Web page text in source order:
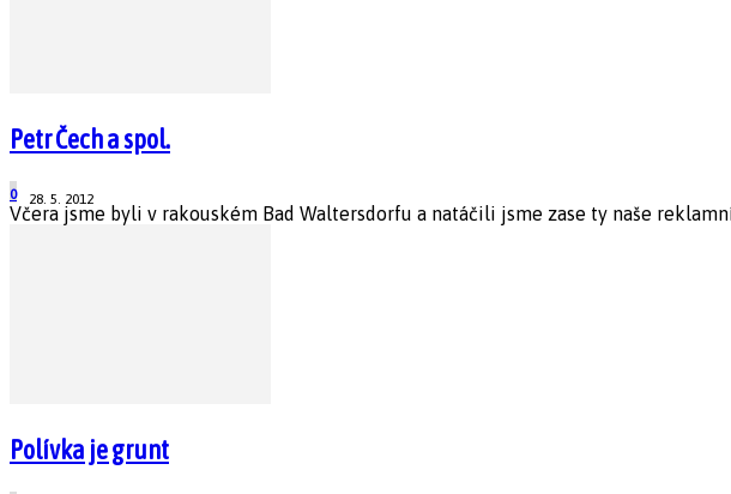
Petr Čech a spol.
28. 5. 2012
0
Včera jsme byli v rakouském Bad Waltersdorfu a natáčili jsme zase ty naše
Polívka je grunt